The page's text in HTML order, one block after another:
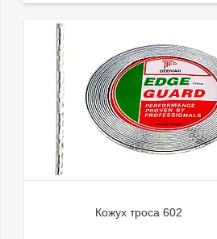
Кожух троса 602